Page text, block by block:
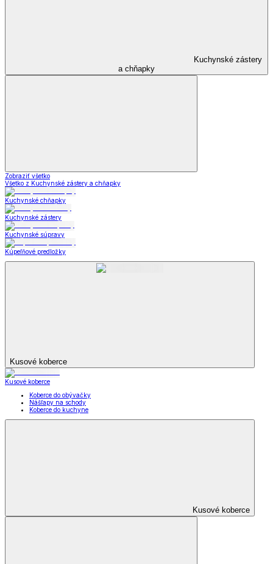
Kuchynské zástery
a chňapky
Zobraziť všetko
Všetko z Kuchynské zástery a chňapky
Kuchynské chňapky
Kuchynské zástery
Kuchynské súpravy
Kúpeľňové predložky
Kusové koberce
Kusové koberce
Koberce do obývačky
Nášľapy na schody
Koberce do kuchyne
Kusové koberce